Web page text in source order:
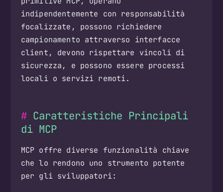
indipendentemente con responsabilità
focalizzate, possono richiedere
campionamento attraverso interfacce
client, devono rispettare vincoli di
sicurezza, e possono essere processi
locali o servizi remoti.
Caratteristiche Principali
di MCP
MCP offre diverse funzionalità chiave
che lo rendono uno strumento potente
per gli sviluppatori: